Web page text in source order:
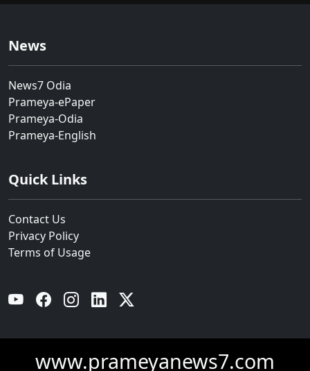
News
News7 Odia
Prameya-ePaper
Prameya-Odia
Prameya-English
Quick Links
Contact Us
Privacy Policy
Terms of Usage
YouTube Facebook Instagram Linkedin
www.prameyanews7.com